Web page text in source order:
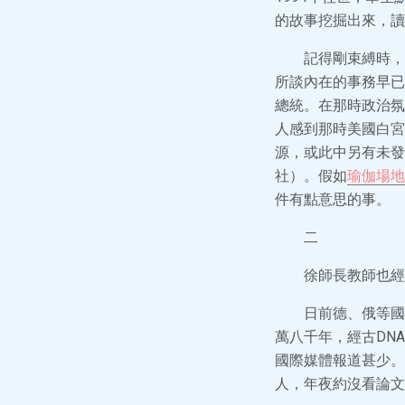
的故事挖掘出來，
記得剛束縛時
所談內在的事務早
總統。在那時政治
人感到那時美國白
源，或此中另有未
社）。假如瑜伽場地
件有點意思的事。
二
徐師長教師也
日前德、俄等
萬八千年，經古
國際媒體報道甚少
人，年夜約沒看論